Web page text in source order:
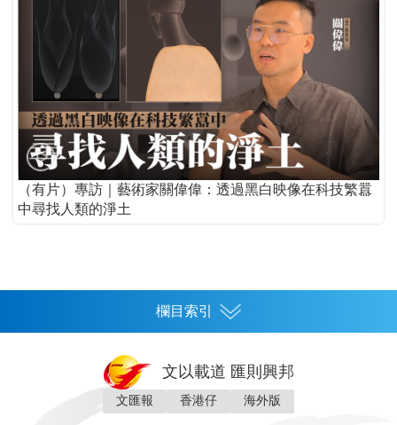
（有片）專訪｜藝術家關偉偉：透過黑白映像在科技繁囂
中尋找人類的淨土
欄目索引
文以載道 匯則興邦
文匯報 香港仔 海外版